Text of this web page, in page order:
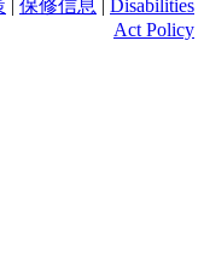
| 保修信息 | Disabilities
Act Policy